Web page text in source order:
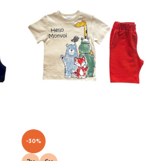
-30%